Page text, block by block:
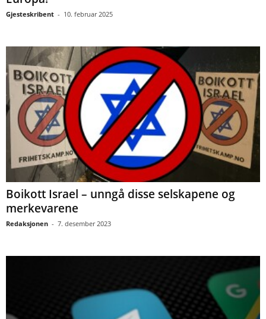
Gjesteskribent - 10. februar 2025
Boikott Israel – unngå disse selskapene og
merkevarene
Redaksjonen - 7. desember 2023